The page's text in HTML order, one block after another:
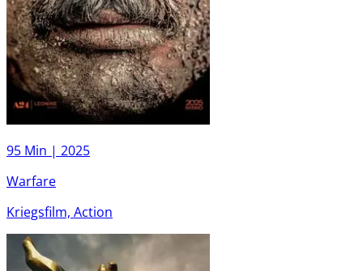
95 Min | 2025
Warfare
Kriegsfilm, Action